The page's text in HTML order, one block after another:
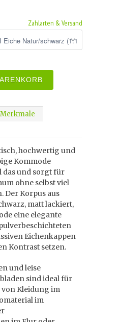
Zahlarten & Versand
Merkmale
hochwertig und
Kommode
das und sorgt für
ohne selbst viel
Der Korpus aus
matt lackiert,
eine elegante
Eichenkappen
Kontrast setzen.
und leise
sind ideal für
Kleidung im
im